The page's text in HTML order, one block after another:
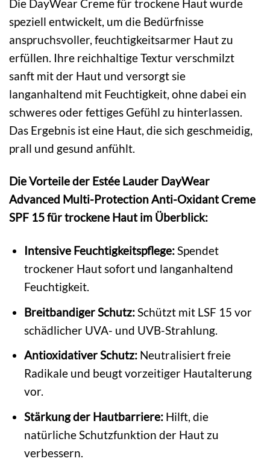
Die DayWear Creme für trockene Haut wurde
speziell entwickelt, um die Bedürfnisse
anspruchsvoller, feuchtigkeitsarmer Haut zu
erfüllen. Ihre reichhaltige Textur verschmilzt
sanft mit der Haut und versorgt sie
langanhaltend mit Feuchtigkeit, ohne dabei ein
schweres oder fettiges Gefühl zu hinterlassen.
Das Ergebnis ist eine Haut, die sich geschmeidig,
prall und gesund anfühlt.
Die Vorteile der Estée Lauder DayWear
Advanced Multi-Protection Anti-Oxidant Creme
SPF 15 für trockene Haut im Überblick:
Intensive Feuchtigkeitspflege:Spendet
trockener Haut sofort und langanhaltend
Feuchtigkeit.
Breitbandiger Schutz:Schützt mit LSF 15 vor
schädlicher UVA- und UVB-Strahlung.
Antioxidativer Schutz:Neutralisiert freie
Radikale und beugt vorzeitiger Hautalterung
vor.
Stärkung der Hautbarriere:Hilft, die
natürliche Schutzfunktion der Haut zu
verbessern.